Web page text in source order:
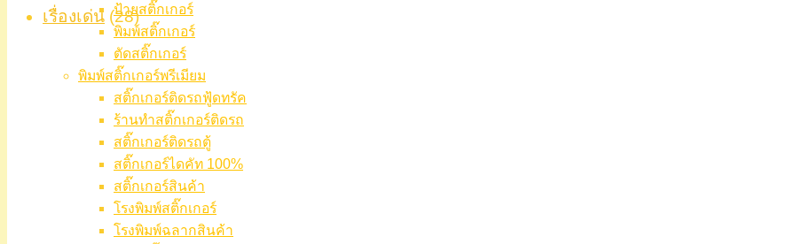
ป้ายสติ๊กเกอร์
พิมพ์สติ๊กเกอร์
ตัดสติ๊กเกอร์
พิมพ์สติ๊กเกอร์พรีเมียม
สติ๊กเกอร์ติดรถฟู้ดทรัค
ร้านทำสติ๊กเกอร์ติดรถ
สติ๊กเกอร์ติดรถตู้
สติ๊กเกอร์ไดคัท 100%
สติ๊กเกอร์สินค้า
โรงพิมพ์สติ๊กเกอร์
โรงพิมพ์ฉลากสินค้า
เรื่องเด่น (28)